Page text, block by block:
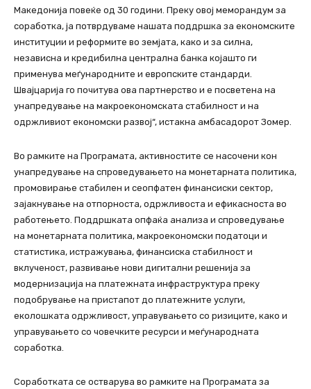
Македонија повеќе од 30 години. Преку овој меморандум за
соработка, ја потврдуваме нашата поддршка за економските
институции и реформите во земјата, како и за силна,
независна и кредибилна централна банка којашто ги
применува меѓународните и европските стандарди.
Швајцарија го почитува ова партнерство и е посветена на
унапредување на макроекономската стабилност и на
одржливиот економски развој“, истакна амбасадорот Зомер.
Во рамките на Програмата, активностите се насочени кон
унапредување на спроведувањето на монетарната политика,
промовирање стабилен и сеопфатен финансиски сектор,
зајакнување на отпорноста, одржливоста и ефикасноста во
работењето. Поддршката опфаќа анализа и спроведување
на монетарната политика, макроекономски податоци и
статистика, истражувања, финансиска стабилност и
вклученост, развивање нови дигитални решенија за
модернизација на платежната инфраструктура преку
подобрување на пристапот до платежните услуги,
еколошката одржливост, управувањето со ризиците, како и
управувањето со човечките ресурси и меѓународната
соработка.
Соработката се остварува во рамките на Програмата за